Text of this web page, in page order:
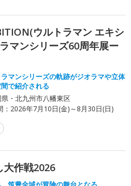
ウルトラマン エキシ
マンシリーズ60周年展ー
マンシリーズの軌跡がジオラマや立体
で紹介される
県・北九州市八幡東区
2026年7月10日(金)～8月30日(日)
大作戦2026
筑豊全域が冒険の舞台となる。